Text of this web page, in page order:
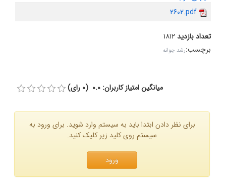
2602.pdf
تعداد بازدید۱۸۱۲
برچسب:رشد جوانه
میانگین امتیاز کاربران: 0.0 (0 رای)
برای نظر دادن ابتدا باید به سیستم وارد شوید. برای ورود به
سیستم روی کلید زیر کلیک کنید.
ورود